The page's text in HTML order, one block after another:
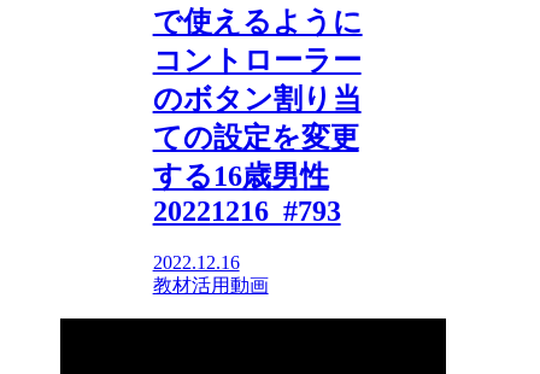
で使えるように
コントローラー
のボタン割り当
ての設定を変更
する16歳男性
20221216_#793
2022.12.16
教材活用動画